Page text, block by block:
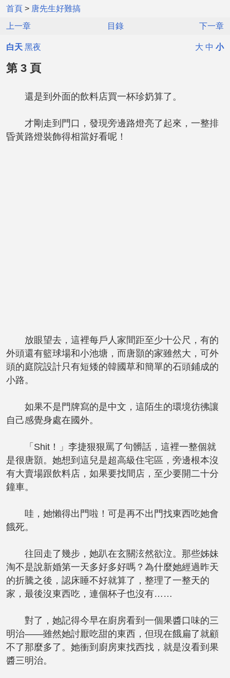
首頁 > 唐先生好難搞
上一章
目錄 下一章
白天 黑夜 大 中 小
第 3 頁
還是到外面的飲料店買一杯珍奶算了。
才剛走到門口，發現旁邊路燈亮了起來，一整排
昏黃路燈裝飾得相當好看呢！
放眼望去，這裡每戶人家間距至少十公尺，有的
外頭還有籃球場和小池塘，而唐顥的家雖然大，可外
頭的庭院設計只有短矮的韓國草和簡單的石頭鋪成的
小路。
如果不是門牌寫的是中文，這陌生的環境彷彿讓
自己感覺身處在國外。
「Shit！」李捷狠狠罵了句髒話，這裡一整個就
是很唐顥。她想到這兒是超高級住宅區，旁邊根本沒
有大賣場跟飲料店，如果要找間店，至少要開二十分
鐘車。
哇，她懶得出門啦！可是再不出門找東西吃她會
餓死。
往回走了幾步，她趴在玄關泫然欲泣。那些姊妹
淘不是說新婚第一天多好多好嗎？為什麼她經過昨天
的折騰之後，認床睡不好就算了，整理了一整天的
家，最後沒東西吃，連個杯子也沒有……
對了，她記得今早在廚房看到一個果醬口味的三
明治——雖然她討厭吃甜的東西，但現在餓扁了就顧
不了那麼多了。她衝到廚房東找西找，就是沒看到果
醬三明治。